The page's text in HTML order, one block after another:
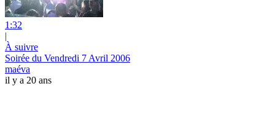
1:32
|
À suivre
Soirée du Vendredi 7 Avril 2006
maéva
il y a 20 ans